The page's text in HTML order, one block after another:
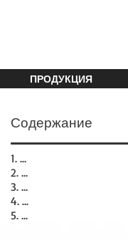
ПРОДУКЦИЯ
Содержание
1. ...
2. ...
3. ...
4. ...
5. ...